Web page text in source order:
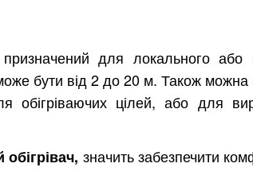
для локального або
бути від 2 до 20 м. Також можна
обігріваючих цілей, або для
значить забезпечити